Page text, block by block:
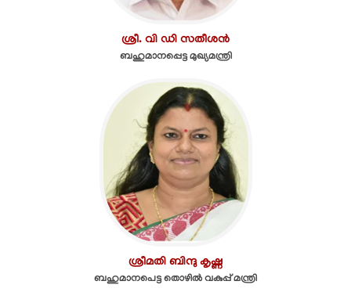
ശ്രീ. വി ഡി സതീശൻ
ബഹുമാനപ്പെട്ട മുഖ്യമന്ത്രി
ശ്രീമതി ബിന്ദു കൃഷ്ണ
ബഹുമാനപെട്ട തൊഴിൽ വകുപ്പ് മന്ത്രി